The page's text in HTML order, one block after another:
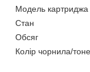
Модель картриджа
Стан
Обсяг
Колір чорнила/